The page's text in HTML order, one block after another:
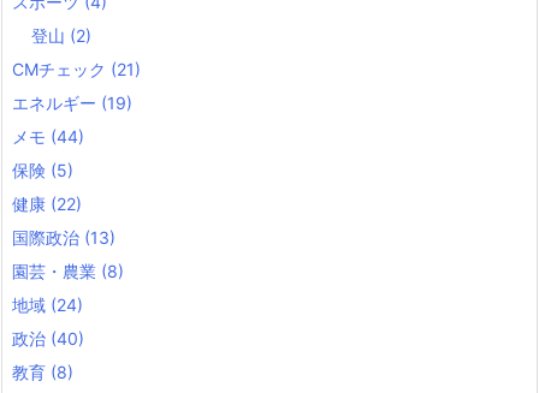
登山 (2)
CMチェック (21)
エネルギー (19)
メモ (44)
保険 (5)
健康 (22)
国際政治 (13)
園芸・農業 (8)
地域 (24)
政治 (40)
教育 (8)